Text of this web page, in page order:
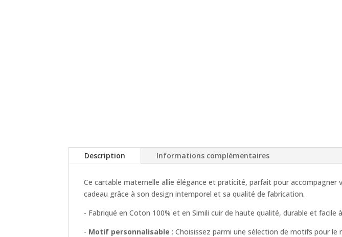
Description Informations complémentaires
Ce cartable maternelle allie élégance et praticité, parfait pour
cadeau grâce à son design intemporel et sa qualité de fabrication.
- Fabriqué en Coton 100% et en Simili cuir de haute qualité, durable et facile
- Motif personnalisable : Choisissez parmi une sélection de motifs pour